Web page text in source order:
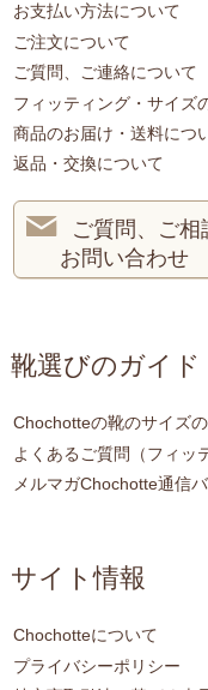
お支払い方法について
ご注文について
ご質問、ご連絡について
フィッティング・サイズ
商品のお届け・送料につ
返品・交換について
ご質問、ご相
お問い合わせ
靴選びのガイド
Chochotteの靴のサイズ
よくあるご質問（フィッ
メルマガChochotte通信
サイト情報
Chochotteについて
プライバシーポリシー